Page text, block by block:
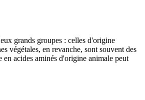
grands groupes : celles d'origine
végétales, en revanche, sont souvent des
en acides aminés d'origine animale peut